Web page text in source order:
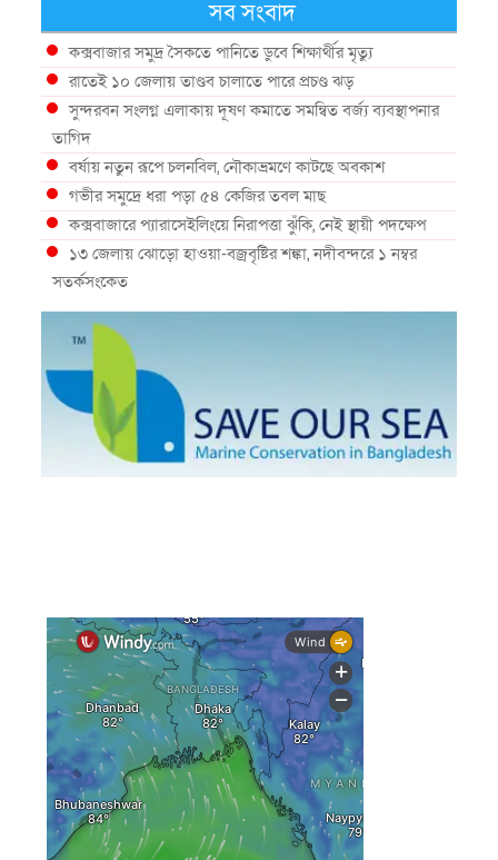
সব সংবাদ
কক্সবাজার সমুদ্র সৈকতে পানিতে ডুবে শিক্ষার্থীর মৃত্যু
রাতেই ১০ জেলায় তাণ্ডব চালাতে পারে প্রচণ্ড ঝড়
সুন্দরবন সংলগ্ন এলাকায় দূষণ কমাতে সমন্বিত বর্জ্য ব্যবস্থাপনার
তাগিদ
বর্ষায় নতুন রূপে চলনবিল, নৌকাভ্রমণে কাটছে অবকাশ
গভীর সমুদ্রে ধরা পড়া ৫৪ কেজির তবল মাছ
কক্সবাজারে প্যারাসেইলিংয়ে নিরাপত্তা ঝুঁকি, নেই স্থায়ী পদক্ষেপ
১৩ জেলায় ঝোড়ো হাওয়া-বজ্রবৃষ্টির শঙ্কা, নদীবন্দরে ১ নম্বর
সতর্কসংকেত
দেশের ৫ জেলায় বন্যার শঙ্কা
দেশের বিভিন্ন অঞ্চলে বজ্রবৃষ্টির আভাস, ঢাকার আকাশও মেঘলা
আগস্টে টানা বৃষ্টি ও বন্যার আভাস, সাগরে একাধিক লঘুচাপের
শঙ্কা